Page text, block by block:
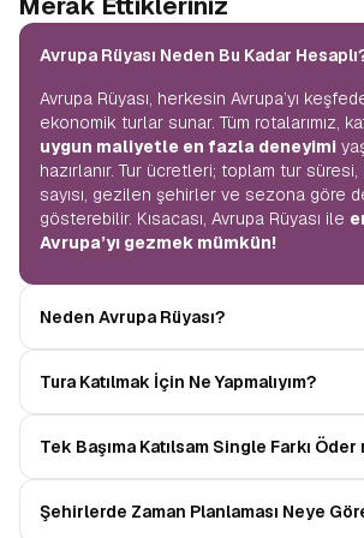
Avrupa Rüyası Neden Bu Kadar
Avrupa Rüyası, herkesin Avrupa’yı
ekonomik turlar sunar. Tüm rotalarımız,
uygun maliyetle en fazla deneyimi
hazırlanır. Tur ücretleri; toplam tur
sayısı, gezilen şehirler ve sezona göre
gösterebilir. Kısacası, Avrupa Rüyası ile
Avrupa’yı gezmek mümkün!
Neden Avrupa Rüyası?
birçok ülkeyi keşfedin! Ekstra tur ücreti
fiyata dahil.Profesyonel kokartlı
ile
şekilde yaşayın.
Tura Katılmak İçin Ne Yapmalıyım?
seyahat sözleşmesinionaylayın.İlk
ödediğinizde kaydınız tamamlanır ve
Tek Başıma Katılsam Single Farkı Öder
katıldığınızda1000 Euro’ya varan
Şehirlerde Zaman Planlaması Neye